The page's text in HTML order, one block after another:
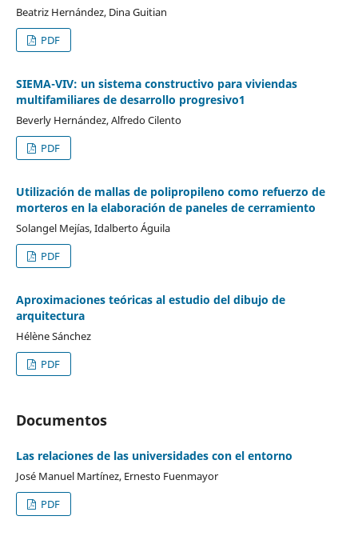
Beatriz Hernández, Dina Guitian
PDF
SIEMA-VIV: un sistema constructivo para viviendas
multifamiliares de desarrollo progresivo1
Beverly Hernández, Alfredo Cilento
PDF
Utilización de mallas de polipropileno como refuerzo de
morteros en la elaboración de paneles de cerramiento
Solangel Mejías, Idalberto Águila
PDF
Aproximaciones teóricas al estudio del dibujo de
arquitectura
Hélène Sánchez
PDF
Documentos
Las relaciones de las universidades con el entorno
José Manuel Martínez, Ernesto Fuenmayor
PDF